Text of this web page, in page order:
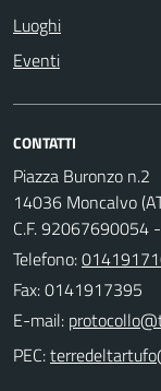
Luoghi
Eventi
CONTATTI
Piazza Buronzo n.2
14036 Moncalvo
C.F. 92067690054
Telefono:
Fax: 0141917395
E-mail:
PEC: